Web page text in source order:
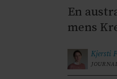
En
mens
Kjersti